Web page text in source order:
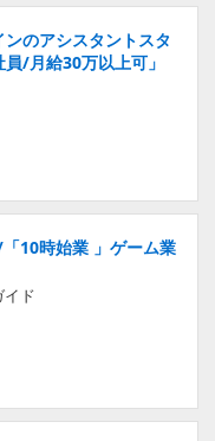
のアシスタントスタ
/月給30万以上可」
10時始業 」ゲーム業
ド